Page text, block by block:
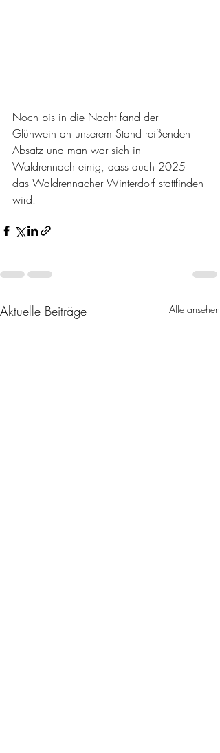
Noch bis in die Nacht fand der
Glühwein an unserem Stand reißenden
Absatz und man war sich in
Waldrennach einig, dass auch 2025
das Waldrennacher Winterdorf stattfinden
wird.
Aktuelle Beiträge Alle ansehen